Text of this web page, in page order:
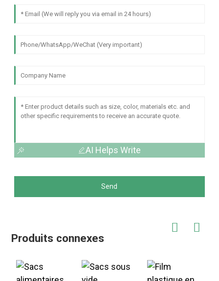
AI Helps Write
Send
Produits connexes